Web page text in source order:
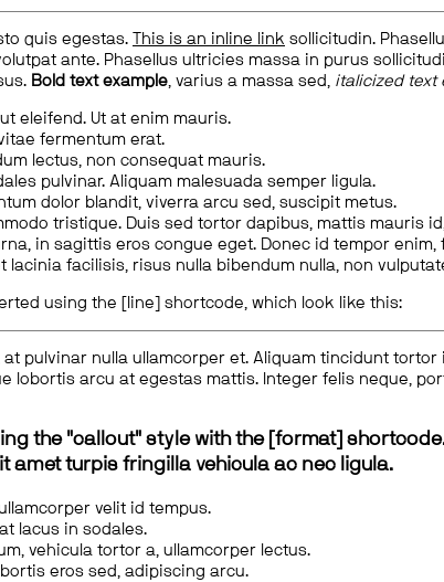
quis egestas. This is an inline link sollicitudin.
ante. Phasellus ultricies massa in purus
Bold text example, varius a massa sed, italicized text
eleifend. Ut at enim mauris.
fermentum erat.
lectus, non consequat mauris.
pulvinar. Aliquam malesuada semper ligula.
dolor blandit, viverra arcu sed, suscipit metus.
tristique. Duis sed tortor dapibus, mattis mauris
in sagittis eros congue eget. Donec id tempor
lacinia facilisis, risus nulla bibendum nulla, non
using the [line] shortcode, which look like this:
at pulvinar nulla ullamcorper et. Aliquam tincidunt
lobortis arcu at egestas mattis. Integer felis neque,
the "callout" style with the [format]
amet turpis fringilla vehicula ac nec ligula.
velit id tempus.
lacus in sodales.
vehicula tortor a, ullamcorper lectus.
eros sed, adipiscing arcu.